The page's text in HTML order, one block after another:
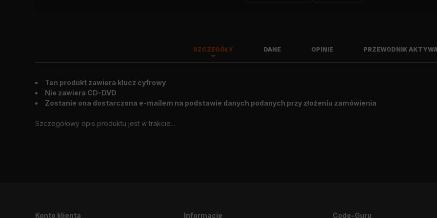
SZCZEGÓŁY DANE OPINIE PRZEWODNIK
Ten produkt zawiera klucz cyfrowy
Nie zawiera CD-DVD
Zostanie ona dostarczona e-mailem na podstawie danych podanych przy złożeniu zamówienia
Szczegółowy opis produktu jest w trakcie...
Wygląd zewnętrzny: 2012.11.23
Konto klienta Informacje Code-Guru